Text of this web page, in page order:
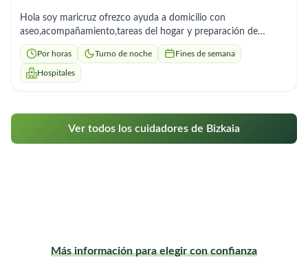
Hola soy maricruz ofrezco ayuda a domicilio con
aseo,acompañamiento,tareas del hogar y preparación de
comidas.soy responsable y me adapto rápido
Por horas Turno de noche Fines de semana
Hospitales
Ver todos los cuidadores de Bizkaia
Más información para elegir con confianza